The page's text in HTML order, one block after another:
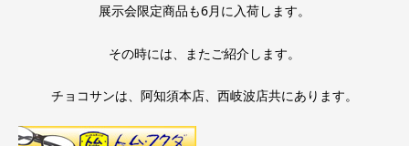
展示会限定商品も6月に入荷します。
その時には、またご紹介します。
チョコサンは、阿知須本店、西岐波店共にあります。